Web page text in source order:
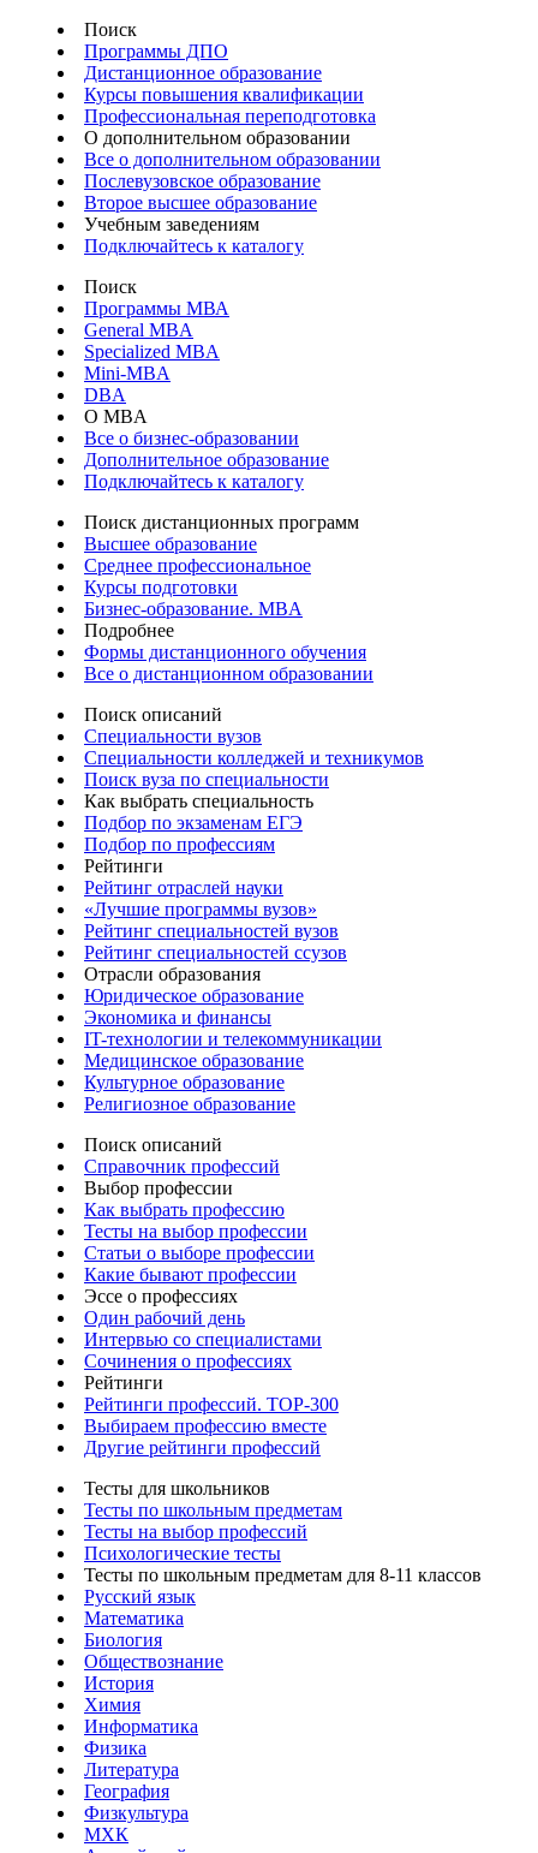
Поиск
Программы ДПО
Дистанционное образование
Курсы повышения квалификации
Профессиональная переподготовка
О дополнительном образовании
Все о дополнительном образовании
Послевузовское образование
Второе высшее образование
Учебным заведениям
Подключайтесь к каталогу
Поиск
Программы МВА
General MBA
Specialized MBA
Mini-MBA
DBA
О MBA
Все о бизнес-образовании
Дополнительное образование
Подключайтесь к каталогу
Поиск дистанционных программ
Высшее образование
Среднее профессиональное
Курсы подготовки
Бизнес-образование. MBA
Подробнее
Формы дистанционного обучения
Все о дистанционном образовании
Поиск описаний
Специальности вузов
Специальности колледжей и техникумов
Поиск вуза по специальности
Как выбрать специальность
Подбор по экзаменам ЕГЭ
Подбор по профессиям
Рейтинги
Рейтинг отраслей науки
«Лучшие программы вузов»
Рейтинг специальностей вузов
Рейтинг специальностей ссузов
Отрасли образования
Юридическое образование
Экономика и финансы
IT-технологии и телекоммуникации
Медицинское образование
Культурное образование
Религиозное образование
Поиск описаний
Справочник профессий
Выбор профессии
Как выбрать профессию
Тесты на выбор профессии
Статьи о выборе профессии
Какие бывают профессии
Эссе о профессиях
Один рабочий день
Интервью со специалистами
Сочинения о профессиях
Рейтинги
Рейтинги профессий. TOP-300
Выбираем профессию вместе
Другие рейтинги профессий
Тесты для школьников
Тесты по школьным предметам
Тесты на выбор профессий
Психологические тесты
Тесты по школьным предметам для 8-11 классов
Русский язык
Математика
Биология
Обществознание
История
Химия
Информатика
Физика
Литература
География
Физкультура
МХК